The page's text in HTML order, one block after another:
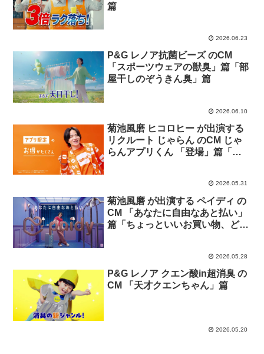
篇
2026.06.23
P&G レノア抗菌ビーズ のCM
「スポーツウェアの獣臭」篇「部
屋干しのぞうきん臭」篇
2026.06.10
菊池風磨 ヒコロヒー が出演する
リクルート じゃらん のCM じゃ
らんアプリくん 「登場」篇「ク
2026.05.31
菊池風磨 が出演する ペイディ の
CM 「あなたに自由なあと払い」
篇「ちょっといいお買い物、どう
2026.05.28
P&G レノア クエン酸in超消臭 の
CM 「天才クエンちゃん」篇
2026.05.20